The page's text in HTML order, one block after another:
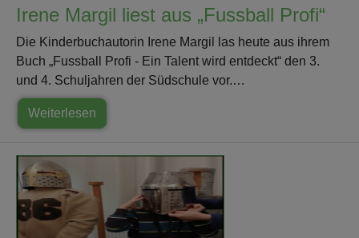
Irene Margil liest aus „Fussball Profi“
Die Kinderbuchautorin Irene Margil las heute aus ihrem
Buch „Fussball Profi - Ein Talent wird entdeckt“ den 3.
und 4. Schuljahren der Südschule vor.…
Weiterlesen